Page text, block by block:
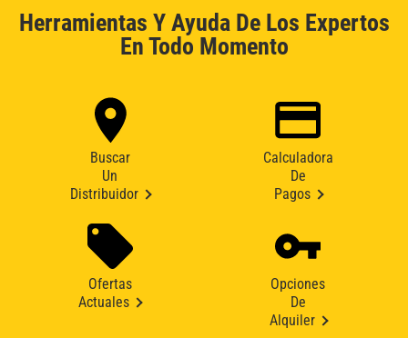
Herramientas Y Ayuda De Los Expertos
En Todo Momento
Buscar
Un
Distribuidor
Calculadora
De
Pagos
Ofertas
Actuales
Opciones
De
Alquiler